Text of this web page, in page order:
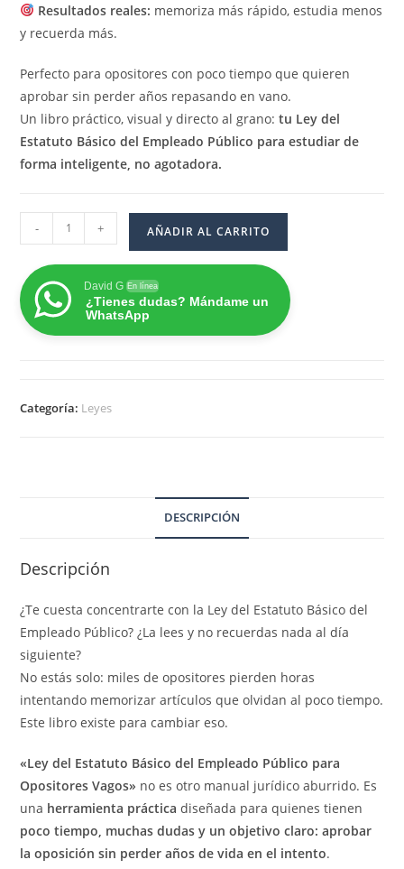
Resultados reales: memoriza más rápido, estudia menos
y recuerda más.
Perfecto para opositores con poco tiempo que quieren
aprobar sin perder años repasando en vano.
Un libro práctico, visual y directo al grano:tu Ley del
Estatuto Básico del Empleado Público para estudiar de
forma inteligente, no agotadora.
Decreto
Legislativo
5/2015,
texto
refundido
Ley
para
Opositores
Vagos:
Ley
subrayada
con
colores,
técnicas
estudio
y
esquemas
visuales
para
- + AÑADIR AL CARRITO
David G En línea
¿Tienes dudas? Mándame un
WhatsApp
Categoría: Leyes
DESCRIPCIÓN
Descripción
¿Te cuesta concentrarte con la Ley del Estatuto Básico del
Empleado Público? ¿La lees y no recuerdas nada al día
siguiente?
No estás solo: miles de opositores pierden horas
intentando memorizar artículos que olvidan al poco tiempo.
Este libro existe para cambiar eso.
«Ley del Estatuto Básico del Empleado Público para
Opositores Vagos» no es otro manual jurídico aburrido. Es
una herramienta práctica diseñada para quienes tienen
poco tiempo, muchas dudas y un objetivo claro: aprobar
la oposición sin perder años de vida en el intento.